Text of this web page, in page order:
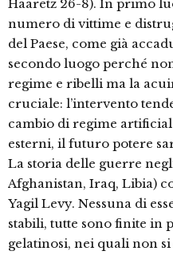
Haaretz 26-8). In primo
numero di vittime e
del Paese, come già
secondo luogo perché
regime e ribelli ma la
cruciale: l’intervento
cambio di regime
esterni, il futuro potere
La storia delle guerre
Afghanistan, Iraq, Libia)
Yagil Levy. Nessuna di
stabili, tutte sono finite in
gelatinosi, nei quali non